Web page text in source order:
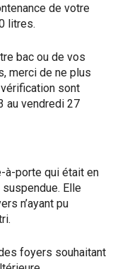
de votre
litres.
bac ou de vos
merci de ne plus
sont
au vendredi 27
à-porte qui était en
Elle
n’ayant pu
foyers souhaitant